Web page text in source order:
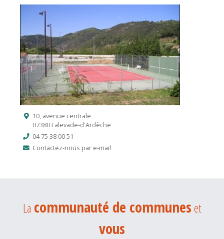
10, avenue centrale
07380 Lalevade-d'Ardèche
04 75 38 00 51
Contactez-nous par e-mail
La communauté de communeset
vous